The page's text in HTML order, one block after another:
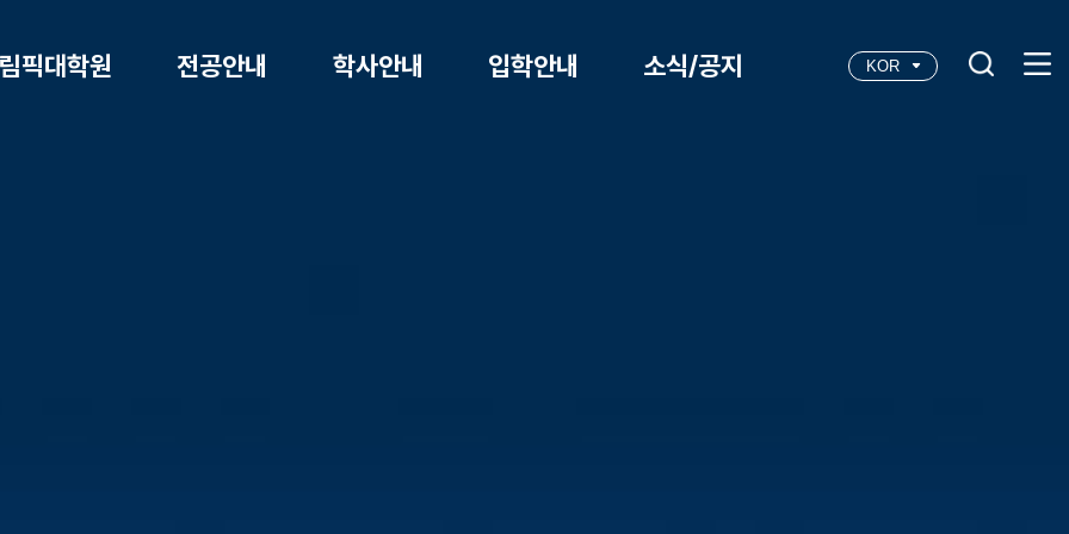
픽대학원 전공안내 학사안내 입학안내 소식/공지 KOR